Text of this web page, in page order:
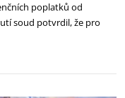
poplatků od
soud potvrdil, že pro